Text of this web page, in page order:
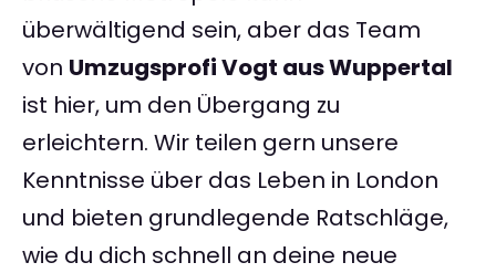
überwältigend sein, aber das Team
von Umzugsprofi Vogt aus Wuppertal
ist hier, um den Übergang zu
erleichtern. Wir teilen gern unsere
Kenntnisse über das Leben in London
und bieten grundlegende Ratschläge,
wie du dich schnell an deine neue